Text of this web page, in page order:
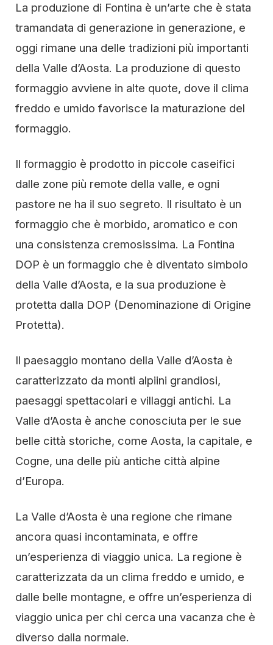
La produzione di Fontina è un’arte che è stata
tramandata di generazione in generazione, e
oggi rimane una delle tradizioni più importanti
della Valle d’Aosta. La produzione di questo
formaggio avviene in alte quote, dove il clima
freddo e umido favorisce la maturazione del
formaggio.
Il formaggio è prodotto in piccole caseifici
dalle zone più remote della valle, e ogni
pastore ne ha il suo segreto. Il risultato è un
formaggio che è morbido, aromatico e con
una consistenza cremosissima. La Fontina
DOP è un formaggio che è diventato simbolo
della Valle d’Aosta, e la sua produzione è
protetta dalla DOP (Denominazione di Origine
Protetta).
Il paesaggio montano della Valle d’Aosta è
caratterizzato da monti alpiini grandiosi,
paesaggi spettacolari e villaggi antichi. La
Valle d’Aosta è anche conosciuta per le sue
belle città storiche, come Aosta, la capitale, e
Cogne, una delle più antiche città alpine
d’Europa.
La Valle d’Aosta è una regione che rimane
ancora quasi incontaminata, e offre
un’esperienza di viaggio unica. La regione è
caratterizzata da un clima freddo e umido, e
dalle belle montagne, e offre un’esperienza di
viaggio unica per chi cerca una vacanza che è
diverso dalla normale.